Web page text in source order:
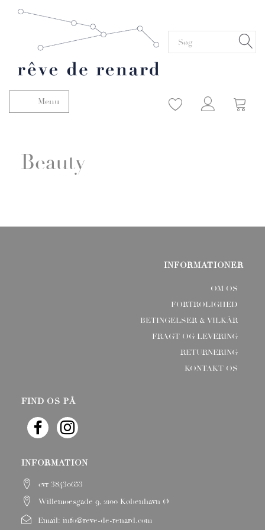
Skifte navigation
Menu
Beauty
INFORMATIONER
OM OS
FORTROLIGHED
BETINGELSER & VILKÅR
FRAGT OG LEVERING
RETURNERING
KONTAKT OS
FIND OS PÅ
INFORMATION
cvr 38430653
Willemoesgade 9, 2100 København Ø
Email: info@reve-de-renard.com